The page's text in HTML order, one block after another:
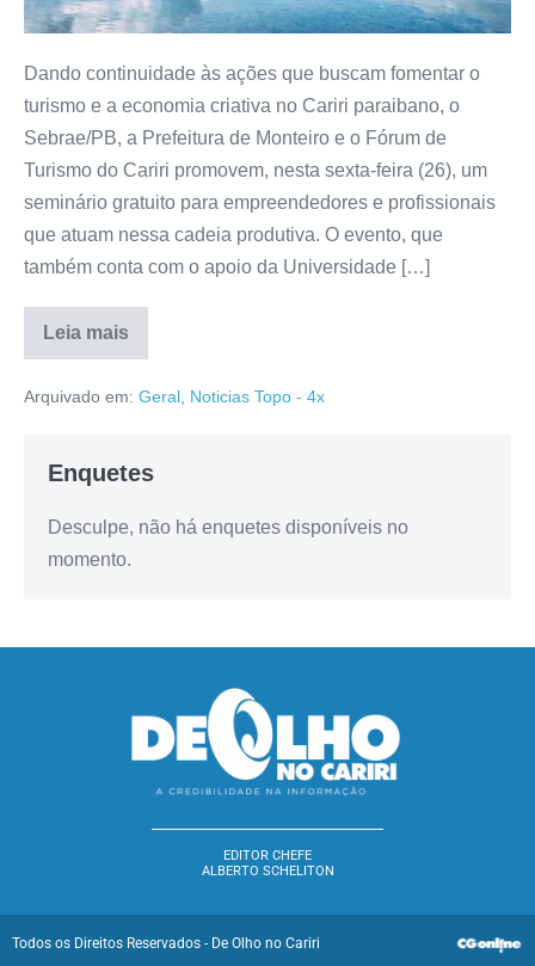
Dando continuidade às ações que buscam fomentar o
turismo e a economia criativa no Cariri paraibano, o
Sebrae/PB, a Prefeitura de Monteiro e o Fórum de
Turismo do Cariri promovem, nesta sexta-feira (26), um
seminário gratuito para empreendedores e profissionais
que atuam nessa cadeia produtiva. O evento, que
também conta com o apoio da Universidade […]
Leia mais
Arquivado em: Geral Noticias Topo - 4x
Enquetes
Desculpe, não há enquetes disponíveis no
momento.
EDITOR CHEFE
ALBERTO SCHELITON
Todos os Direitos Reservados - De Olho no Cariri